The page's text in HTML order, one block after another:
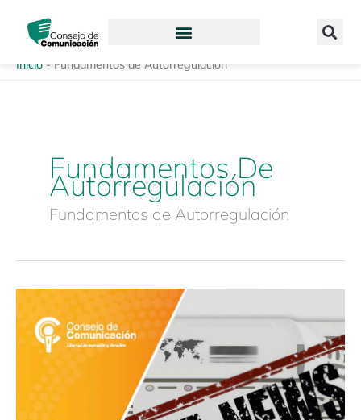
contenido
Inicio - Fundamentos de Autorregulación
Fundamentos De
Autorregulación
Fundamentos de Autorregulación
Manual
de
buenas
prácticas
periodísticas
sobre
noticias